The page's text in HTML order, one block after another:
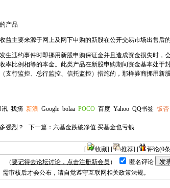
产品
主要来源于网上及网下申购的新股在公开交易市场出售后的
违约事件时即挪用新股申购保证金并且造成资金损失时，
率比例相等的本金。此类产品在新股申购期间资金基本处于
支行监控、总行监控、信托监控）措施的，那样券商挪用新
讯 我摘 新浪 Google bolaa POCO 百度 Yahoo QQ书签 饭否
强烈？ 下一篇： 六基金跌破净值 买基金也亏钱
[ 收藏] [ 推荐] [ 评论(0
（要记得去论坛讨论，点击注册新会员 ）
匿名评论
审核后才会公布，请自觉遵守互联网相关政策法规。